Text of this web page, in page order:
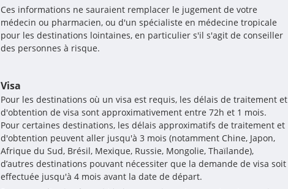
Ces informations ne sauraient remplacer le jugement de votre
médecin ou pharmacien, ou d'un spécialiste en médecine tropicale
pour les destinations lointaines, en particulier s'il s'agit de conseiller
des personnes à risque.
Visa
Pour les destinations où un visa est requis, les délais de traitement et
d'obtention de visa sont approximativement entre 72h et 1 mois.
Pour certaines destinations, les délais approximatifs de traitement et
d'obtention peuvent aller jusqu'à 3 mois (notamment Chine, Japon,
Afrique du Sud, Brésil, Mexique, Russie, Mongolie, Thaïlande),
d’autres destinations pouvant nécessiter que la demande de visa soit
effectuée jusqu'à 4 mois avant la date de départ.